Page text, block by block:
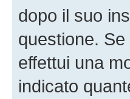
dopo il suo
questione.
effettui una
indicato